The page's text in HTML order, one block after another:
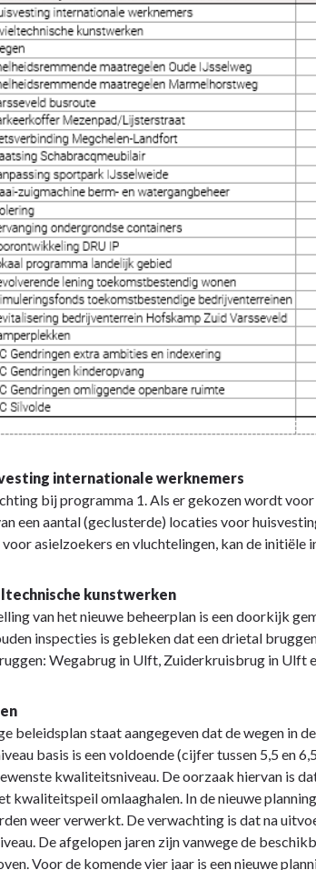
internationale werknemers
bij programma 1. Als er gekozen wordt
een aantal (geclusterde) locaties voor
asielzoekers en vluchtelingen, kan de
kunstwerken
van het nieuwe beheerplan is een doorkijk
inspecties is gebleken dat een drietal
Wegabrug in Ulft, Zuiderkruisbrug in Ulft
beleidsplan staat aangegeven dat de wegen in
basis is een voldoende (cijfer tussen 5,5 en
kwaliteitsniveau. De oorzaak hiervan is
kwaliteitspeil omlaaghalen. In de nieuwe
weer verwerkt. De verwachting is dat na
De afgelopen jaren zijn vanwege de
Voor de komende vier jaar is een nieuwe